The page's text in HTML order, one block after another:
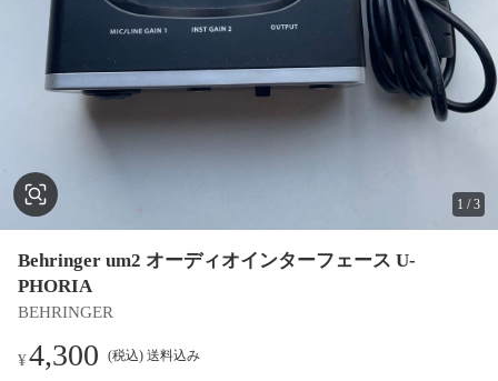
1 /3
Behringer um2 オーディオインターフェース U-
PHORIA
BEHRINGER
¥4,300 (税込) 送料込み